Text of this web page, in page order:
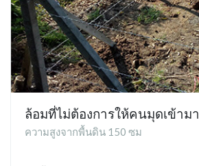
ล้อมที่ไม่ต้องการให้คนมุดเข้ามา
ความสูงจากพื้นดิน 150 ซม